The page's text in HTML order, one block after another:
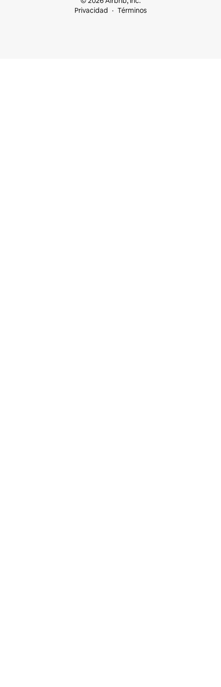
Privacidad
Términos